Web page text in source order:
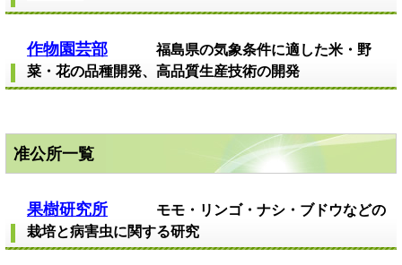
作物園芸部
福島県の気象条件に適した米・野
菜・花の品種開発、高品質生産技術の開発
准公所一覧
果樹研究所
モモ・リンゴ・ナシ・ブドウなどの
栽培と病害虫に関する研究